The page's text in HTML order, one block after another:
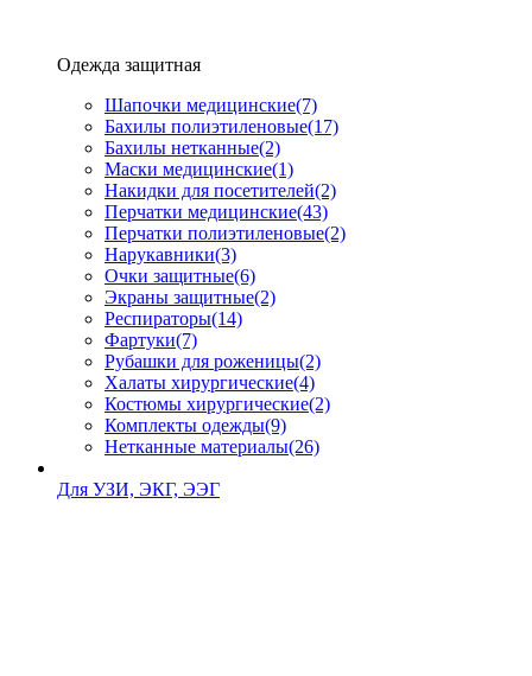
Одежда защитная
Шапочки медицинские(7)
Бахилы полиэтиленовые(17)
Бахилы нетканные(2)
Маски медицинские(1)
Накидки для посетителей(2)
Перчатки медицинские(43)
Перчатки полиэтиленовые(2)
Нарукавники(3)
Очки защитные(6)
Экраны защитные(2)
Рeспираторы(14)
Фартуки(7)
Рубашки для роженицы(2)
Халаты хирургические(4)
Костюмы хирургические(2)
Комплекты одежды(9)
Нетканные материалы(26)
Для УЗИ, ЭКГ, ЭЭГ